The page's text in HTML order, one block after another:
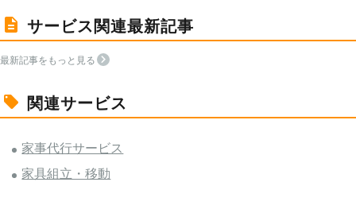
サービス関連最新記事
最新記事をもっと見る
関連サービス
家事代行サービス
家具組立・移動